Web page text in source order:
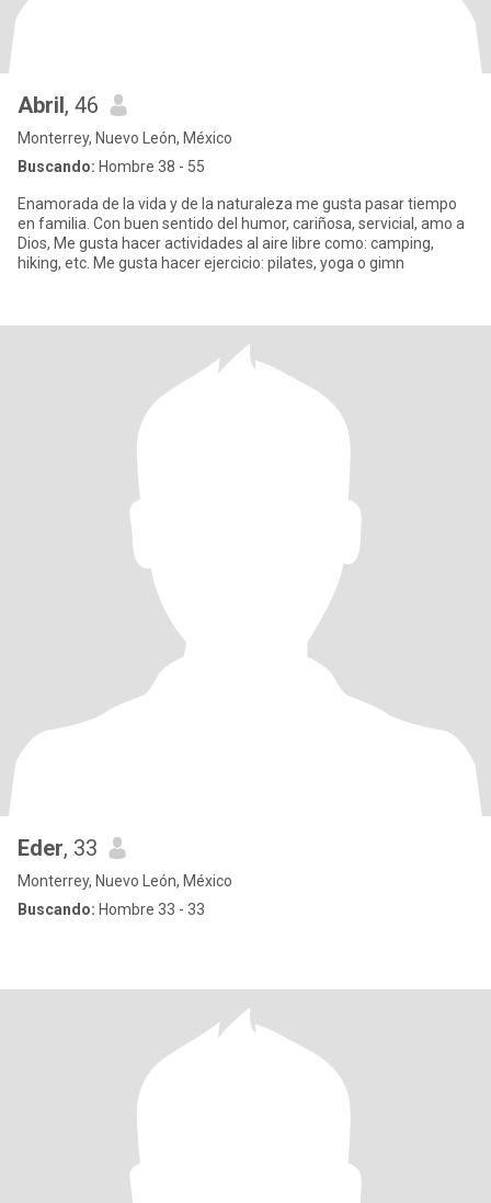
Abril, 46
Monterrey, Nuevo León, México
Buscando: Hombre 38 - 55
Enamorada de la vida y de la naturaleza me gusta pasar tiempo
en familia. Con buen sentido del humor, cariñosa, servicial, amo a
Dios, Me gusta hacer actividades al aire libre como: camping,
hiking, etc. Me gusta hacer ejercicio: pilates, yoga o gimn
Eder, 33
Monterrey, Nuevo León, México
Buscando: Hombre 33 - 33